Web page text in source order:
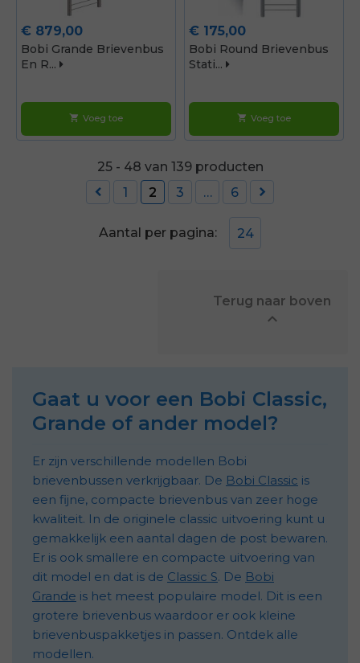
Prijs
€ 879,00
Bobi Grande Brievenbus
En R...
shopping_cart Voeg toe
Prijs
€ 175,00
Bobi Round Brievenbus
Stati...
shopping_cart Voeg toe
25 - 48 van 139 producten
 1 2 3 … 6 
Aantal per pagina: 24

Gaat u voor een Bobi Classic,
Grande of ander model?
Er zijn verschillende modellen Bobi
brievenbussen verkrijgbaar. De Bobi Classic is
een fijne, compacte brievenbus van zeer hoge
kwaliteit. In de originele classic uitvoering kunt u
gemakkelijk een aantal dagen de post bewaren.
Er is ook smallere en compacte uitvoering van
dit model en dat is de Classic S. De Bobi
Grande is het meest populaire model. Dit is een
grotere brievenbus waardoor er ook kleine
brievenbuspakketjes in passen. Ontdek alle
modellen.